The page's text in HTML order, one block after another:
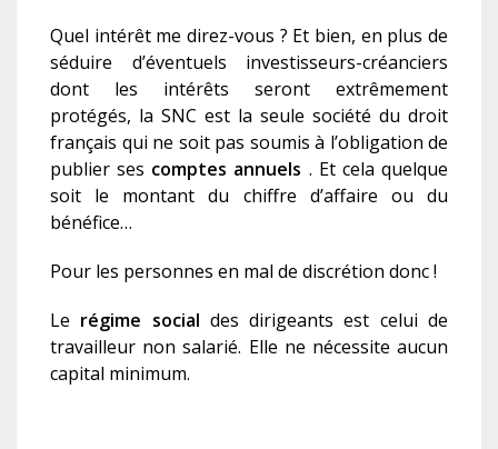
Quel intérêt me direz-vous ? Et bien, en plus de
séduire d’éventuels investisseurs-créanciers
dont les intérêts seront extrêmement
protégés, la SNC est la seule société du droit
français qui ne soit pas soumis à l’obligation de
publier ses comptes annuels . Et cela quelque
soit le montant du chiffre d’affaire ou du
bénéfice…
Pour les personnes en mal de discrétion donc !
Le régime social des dirigeants est celui de
travailleur non salarié. Elle ne nécessite aucun
capital minimum.